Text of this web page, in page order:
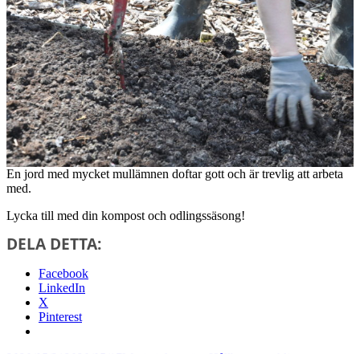
En jord med mycket mullämnen doftar gott och är trevlig att arbeta
med.
Lycka till med din kompost och odlingssäsong!
DELA DETTA:
Facebook
LinkedIn
X
Pinterest